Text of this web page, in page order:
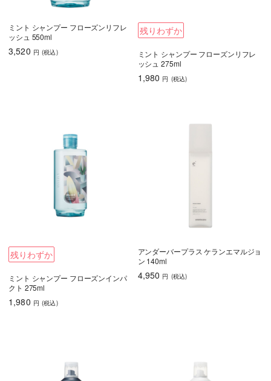
ミント シャンプー フローズンリフレ
ッシュ 550ml
3,520 円 (税込)
残りわずか
ミント シャンプー フローズンリフレ
ッシュ 275ml
1,980 円 (税込)
残りわずか
ミント シャンプー フローズンインパ
クト 275ml
1,980 円 (税込)
アンダーバープラス ケランエマルジョ
ン 140ml
4,950 円 (税込)